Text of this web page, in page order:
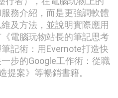
務介紹，而是更強調軟體
及方法，並說明實際應用
電腦玩物站長的筆記思考
記術：用Evernote打造快
步的Google工作術：從職
提案》等暢銷書籍。